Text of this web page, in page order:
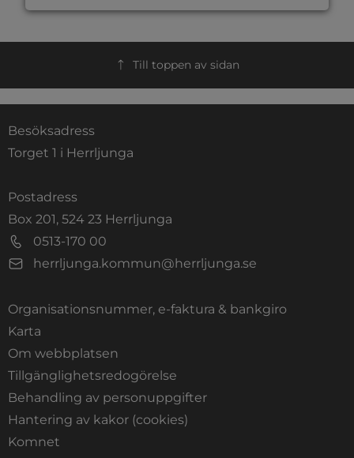
Till toppen av sidan
Besöksadress
Torget 1 i Herrljunga
Postadress
Box 201, 524 23 Herrljunga
0513-170 00
herrljunga.kommun@herrljunga.se
Organisationsnummer, e-faktura & bankgiro
Karta
Om webbplatsen
Tillgänglighetsredogörelse
Behandling av personuppgifter
Hantering av kakor (cookies)
Komnet